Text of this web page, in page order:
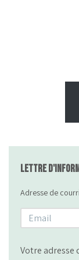
Lettre
Adresse de
Votre adresse